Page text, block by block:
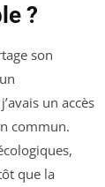
?
son
un accès
commun.
que la